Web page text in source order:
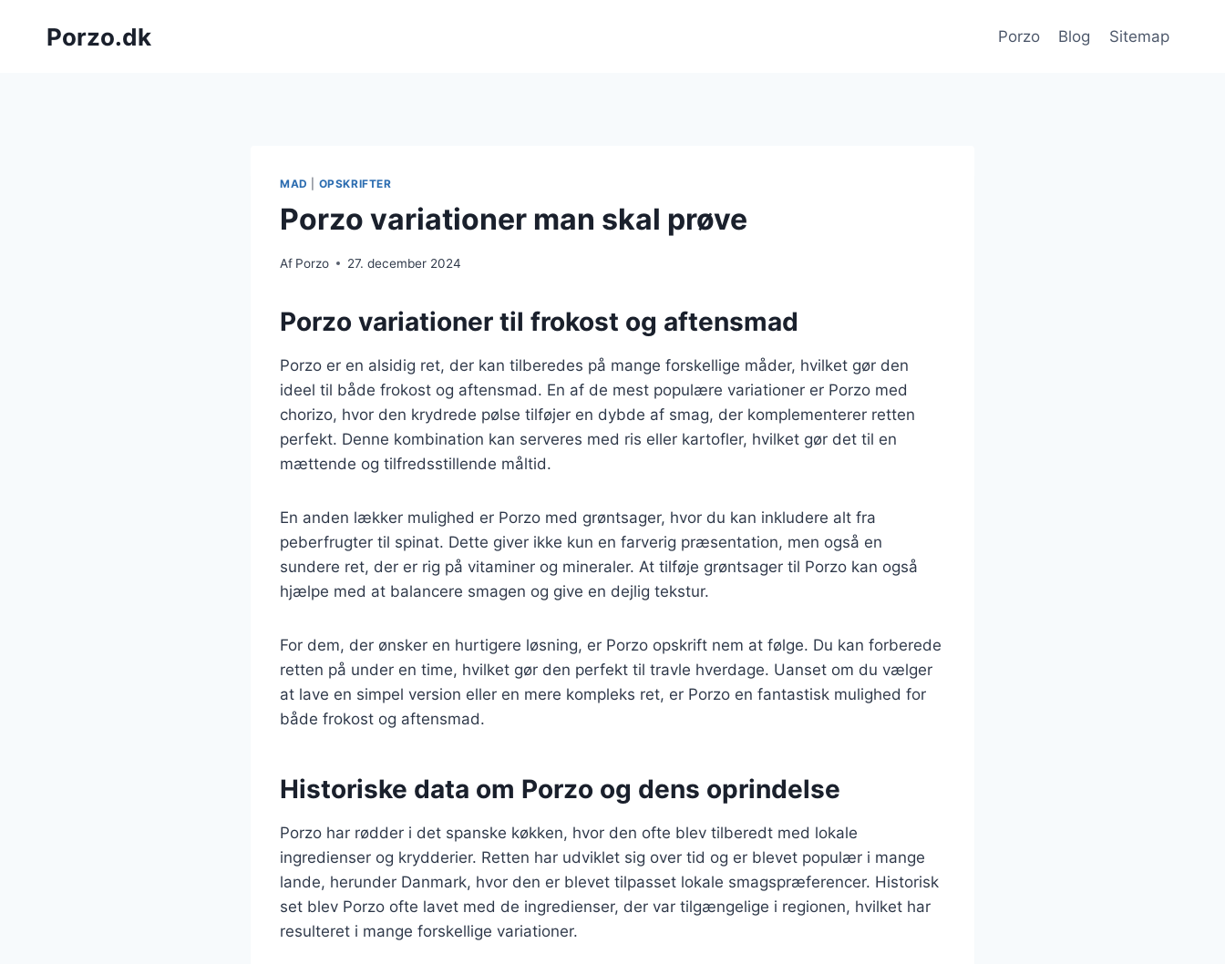
Porzo.dk Porzo Blog Sitemap
MAD OPSKRIFTER
Porzo variationer man skal prøve
Af Porzo 27. december 2024
Porzo variationer til frokost og aftensmad
Porzo er en alsidig ret, der kan tilberedes på mange forskellige måder, hvilket gør den
ideel til både frokost og aftensmad. En af de mest populære variationer er Porzo med
chorizo, hvor den krydrede pølse tilføjer en dybde af smag, der komplementerer retten
perfekt. Denne kombination kan serveres med ris eller kartofler, hvilket gør det til en
mættende og tilfredsstillende måltid.
En anden lækker mulighed er Porzo med grøntsager, hvor du kan inkludere alt fra
peberfrugter til spinat. Dette giver ikke kun en farverig præsentation, men også en
sundere ret, der er rig på vitaminer og mineraler. At tilføje grøntsager til Porzo kan også
hjælpe med at balancere smagen og give en dejlig tekstur.
For dem, der ønsker en hurtigere løsning, er Porzo opskrift nem at følge. Du kan forberede
retten på under en time, hvilket gør den perfekt til travle hverdage. Uanset om du vælger
at lave en simpel version eller en mere kompleks ret, er Porzo en fantastisk mulighed for
både frokost og aftensmad.
Historiske data om Porzo og dens oprindelse
Porzo har rødder i det spanske køkken, hvor den ofte blev tilberedt med lokale
ingredienser og krydderier. Retten har udviklet sig over tid og er blevet populær i mange
lande, herunder Danmark, hvor den er blevet tilpasset lokale smagspræferencer. Historisk
set blev Porzo ofte lavet med de ingredienser, der var tilgængelige i regionen, hvilket har
resulteret i mange forskellige variationer.